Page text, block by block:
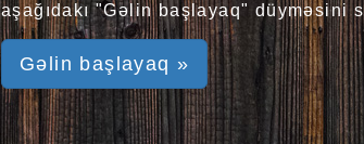
aşağıdakı "Gəlin başlayaq"
Gəlin başlayaq »